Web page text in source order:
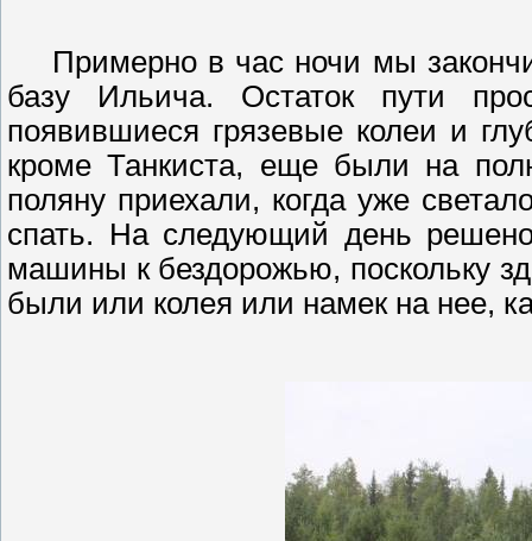
Примерно в час ночи мы
базу Ильича. Остаток пути
появившиеся грязевые колеи и
кроме Танкиста, еще были на
поляну приехали, когда уже
спать. На следующий день
машины к бездорожью, поскольку
были или колея или намек на нее,